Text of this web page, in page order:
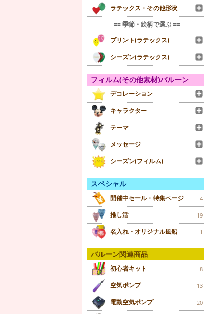
ラテックス・その他形状
== 季節・絵柄で選ぶ ==
プリント(ラテックス)
シーズン(ラテックス)
フィルム(その他素材)バルーン
デコレーション
キャラクター
テーマ
メッセージ
シーズン(フィルム)
スペシャル
開催中セール・特集ページ 4
推し活 19
名入れ・オリジナル風船 1
バルーン関連商品
初心者キット 8
空気ポンプ 13
電動空気ポンプ 20